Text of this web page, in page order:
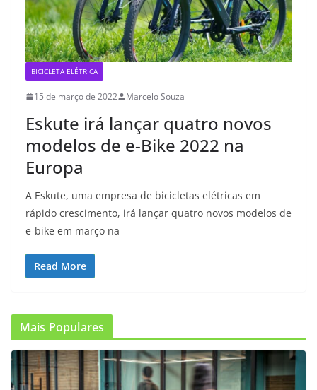
BICICLETA ELÉTRICA
15 de março de 2022 Marcelo Souza
Eskute irá lançar quatro novos
modelos de e-Bike 2022 na
Europa
A Eskute, uma empresa de bicicletas elétricas em
rápido crescimento, irá lançar quatro novos modelos de
e-bike em março na
Read More
Mais Populares